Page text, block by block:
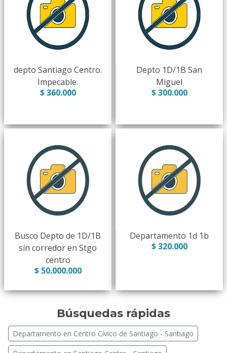
depto Santiago Centro.
Impecable.
$ 360.000
Depto 1D/1B San
Miguel
$ 300.000
Busco Depto de 1D/1B
sin corredor en Stgo
centro
$ 50.000.000
Departamento 1d 1b
$ 320.000
Búsquedas rápidas
Departamento en Centro Cívico de Santiago - Santiago